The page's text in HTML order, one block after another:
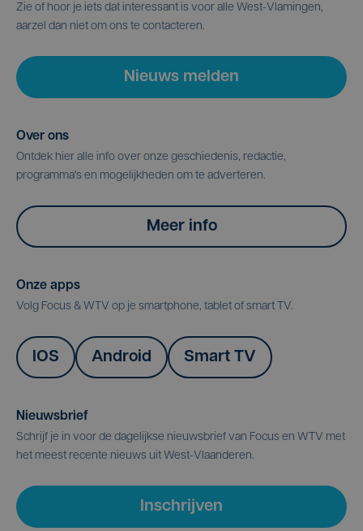
Zie of hoor je iets dat interessant is voor alle West-Vlamingen,
aarzel dan niet om ons te contacteren.
Nieuws melden
Over ons
Ontdek hier alle info over onze geschiedenis, redactie,
programma's en mogelijkheden om te adverteren.
Meer info
Onze apps
Volg Focus & WTV op je smartphone, tablet of smart TV.
IOS Android Smart TV
Nieuwsbrief
Schrijf je in voor de dagelijkse nieuwsbrief van Focus en WTV met
het meest recente nieuws uit West-Vlaanderen.
Inschrijven